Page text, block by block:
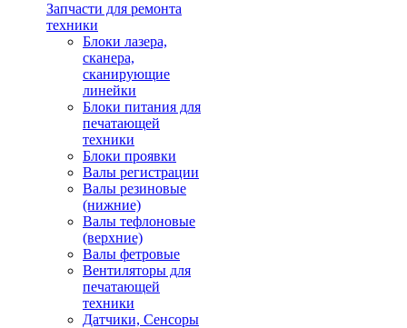
Запчасти для ремонта
техники
Блоки лазера,
сканера,
сканирующие
линейки
Блоки питания для
печатающей
техники
Блоки проявки
Валы регистрации
Валы резиновые
(нижние)
Валы тефлоновые
(верхние)
Валы фетровые
Вентиляторы для
печатающей
техники
Датчики, Сенсоры